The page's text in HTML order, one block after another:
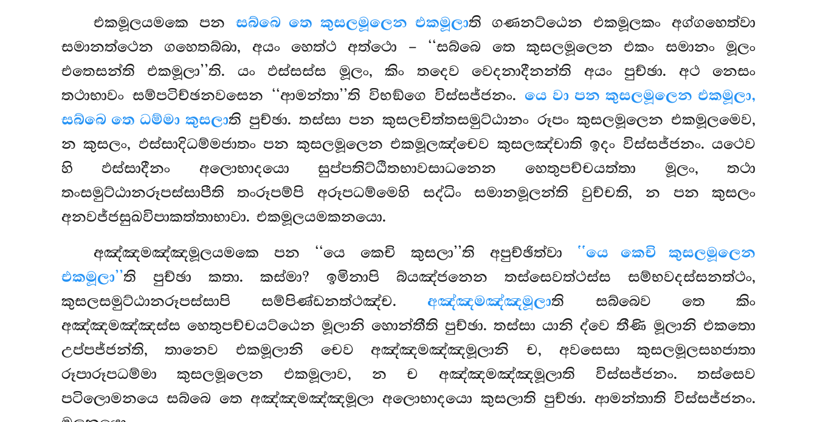
එකමූලයමකෙ පනසබ්බෙ තෙ කුසලමූලෙන එකමූලාති ගණනට්ඨෙන එකමූලකං අග්ගහෙත්වා
සමානත්ථෙන ගහෙතබ්බා, අයං හෙත්ථ අත්ථො – ‘‘සබ්බෙ තෙ කුසලමූලෙන එකං සමානං මූලං
එතෙසන්ති එකමූලා’’ති. යං ඵස්සස්ස මූලං, කිං තදෙව වෙදනාදීනන්ති අයං පුච්ඡා. අථ නෙසං
තථාභාවං සම්පටිච්ඡනවසෙන ‘‘ආමන්තා’’ති විභඞ්ගෙ විස්සජ්ජනං. යෙ වා පන කුසලමූලෙන එකමූලා,
සබ්බෙ තෙ ධම්මා කුසලාති පුච්ඡා. තස්සාපන කුසලචිත්තසමුට්ඨානං රූපං කුසලමූලෙන එකමූලමෙව,
න කුසලං, ඵස්සාදිධම්මජාතං පන කුසලමූලෙන එකමූලඤ්චෙව කුසලඤ්චාති ඉදං විස්සජ්ජනං. යථෙව
හි ඵස්සාදීනං අලොභාදයො සුප්පතිට්ඨිතභාවසාධනෙන හෙතුපච්චයත්තා මූලං, තථා
තංසමුට්ඨානරූපස්සාපීති තංරූපම්පි අරූපධම්මෙහි සද්ධිං සමානමූලන්ති වුච්චති, න පන කුසලං
අනවජ්ජසුඛවිපාකත්තාභාවා. එකමූලයමකනයො.
අඤ්ඤමඤ්ඤමූලයමකෙ පන ‘‘යෙ කෙචි කුසලා’’ති අපුච්ඡිත්වා ‘‘යෙ කෙචි කුසලමූලෙන
එකමූලා’’ති පුච්ඡා කතා. කස්මා? ඉමිනාපි බ්යඤ්ජනෙන තස්සෙවත්ථස්ස සම්භවදස්සනත්ථං,
කුසලසමුට්ඨානරූපස්සාපි සම්පිණ්ඩනත්ථඤ්ච. අඤ්ඤමඤ්ඤමූලාති සබ්බෙව තෙ කිං
අඤ්ඤමඤ්ඤස්ස හෙතුපච්චයට්ඨෙන මූලානි හොන්තීති පුච්ඡා. තස්සා යානි ද්වෙ තීණි මූලානි එකතො
උප්පජ්ජන්ති, තානෙව එකමූලානි චෙව අඤ්ඤමඤ්ඤමූලානි ච, අවසෙසා කුසලමූලසහජාතා
රූපාරූපධම්මා කුසලමූලෙන එකමූලාව, න ච අඤ්ඤමඤ්ඤමූලාති විස්සජ්ජනං. තස්සෙව
පටිලොමනයෙ සබ්බෙ තෙ අඤ්ඤමඤ්ඤමූලා අලොභාදයො කුසලාති පුච්ඡා. ආමන්තාති විස්සජ්ජනං.